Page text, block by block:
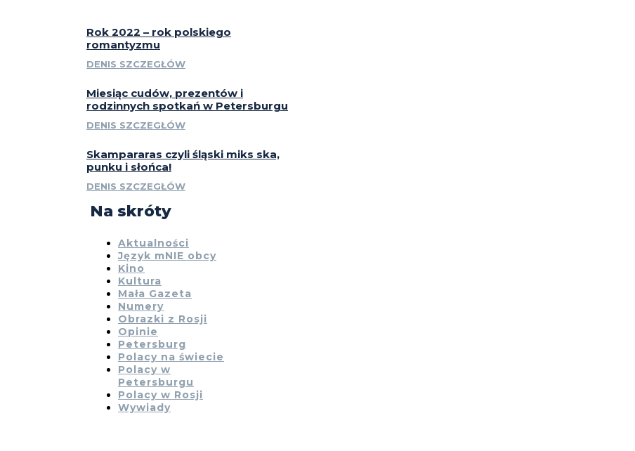
Rok 2022 – rok polskiego
romantyzmu
DENIS SZCZEGŁÓW
Miesiąc cudów, prezentów i
rodzinnych spotkań w Petersburgu
DENIS SZCZEGŁÓW
Skampararas czyli śląski miks ska,
punku i słońca!
DENIS SZCZEGŁÓW
Na skróty
Aktualności
Język mNIE obcy
Kino
Kultura
Mała Gazeta
Numery
Obrazki z Rosji
Opinie
Petersburg
Polacy na świecie
Polacy w
Petersburgu
Polacy w Rosji
Wywiady